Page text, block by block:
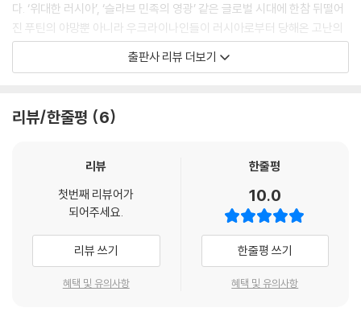
다. ‘위대한 러시아’, ‘슬라브 민족의 영광’ 같은 글로벌 시대에 한참 뒤떨어
진 푸틴의 야망뿐 아니라 우크라이나인들이 러시아로부터 당해온 고난의
역사를 아는 것 또한 중요하다. 그래야만 나토 확대를 우려하는 러시아의
입장 말고도 왜 우크라이나가 이번 전쟁으로 모진 피해를 입으면서도 유럽
푸틴의 우크라이나 인식 “우크라이나는 소련 시대에 만들어진 인공적인
독립적인 실체가 아니라 러시아의 일부라는 개념을 지금도 갖고 있다. 우
크라이나의 국가성 자체를 푸틴이 무시했기 때문에 큰 거리낌 없이 침공이
이뤄질 수 있었다. 푸틴은 전쟁 직전 ‘특별군사작전’에 돌입하는 배경을 설
명하면서 “지금의 우크라이나는 소련 시대에 만들어진 인공적인 산물”이
라고 밝혔다. 이는 우크라이나에 대해 국가적 정체성을 부인하고 러시아와
출판사 리뷰 더보기
리뷰/한줄평 6
리뷰
첫번째 리뷰어가
되어주세요.
리뷰 쓰기
혜택 및 유의사항
한줄평
10.0
한줄평 쓰기
혜택 및 유의사항